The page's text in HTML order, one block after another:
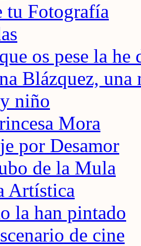
tu Fotografía
os pese la he
Blázquez, una
niño
Mora
por Desamor
de la Mula
Artística
la han pintado
de cine